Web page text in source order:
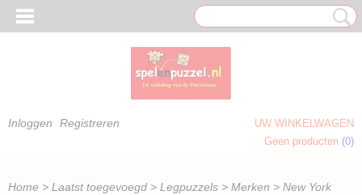
Inloggen Registreren
UW WINKELWAGEN
Geen producten (0)
Home > Laatst toegevoegd > Legpuzzels > Merken > New York